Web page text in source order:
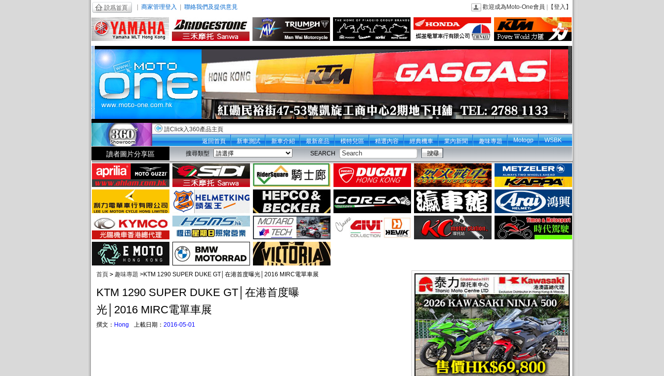
商家管理登入 聯絡我們及提供意見 歡迎成為Moto-One會員 【登入】
請Click入360產品主頁
返回首頁
新車測試 新車介紹 最新産品 模特兒區 精選內容 經典機車 業內新聞 趣味專題 Motogp WSBK
讀者圖片分享區 搜尋類型 SEARCH
首頁 > 趣味專題 >KTM 1290 SUPER DUKE GT│在港首度曝光│2016 MIRC電單車展
KTM 1290 SUPER DUKE GT│在港首度曝
光│2016 MIRC電單車展
撰文： Hong 上載日期： 2016-05-01